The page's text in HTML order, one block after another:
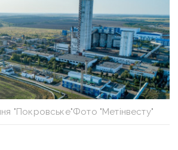
"Покровське"Фото "Метінвесту"